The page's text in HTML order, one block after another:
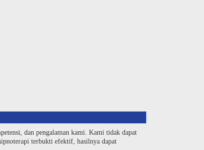
dan pengalaman kami. Kami tidak dapat
terbukti efektif, hasilnya dapat